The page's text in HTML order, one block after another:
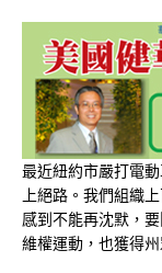
最近紐約市嚴打電
上絕路。我們組織
感到不能再沈默，
維權運動，也獲得